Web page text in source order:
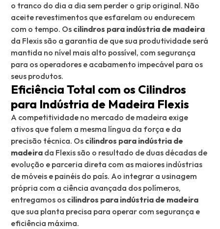
o tranco do dia a dia sem perder o grip original. Não
aceite revestimentos que esfarelam ou endurecem
com o tempo. Os cilindros para indústria de madeira
da Flexis são a garantia de que sua produtividade será
mantida no nível mais alto possível, com segurança
para os operadores e acabamento impecável para os
seus produtos.
Eficiência Total com os Cilindros
para Indústria de Madeira Flexis
A competitividade no mercado de madeira exige
ativos que falem a mesma língua da força e da
precisão técnica. Os cilindros para indústria de
madeira da Flexis são o resultado de duas décadas de
evolução e parceria direta com as maiores indústrias
de móveis e painéis do país. Ao integrar a usinagem
própria com a ciência avançada dos polímeros,
entregamos os cilindros para indústria de madeira
que sua planta precisa para operar com segurança e
eficiência máxima.